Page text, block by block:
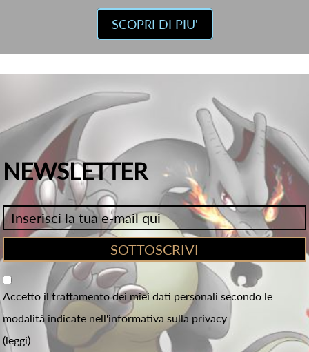
SCOPRI DI PIU'
NEWSLETTER
Accetto il trattamento dei miei dati personali secondo le
modalità indicate nell'informativa sulla privacy
(leggi)